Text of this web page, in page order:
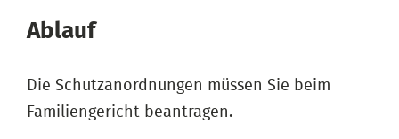
Ablauf
Die Schutzanordnungen müssen Sie beim
Familiengericht beantragen.